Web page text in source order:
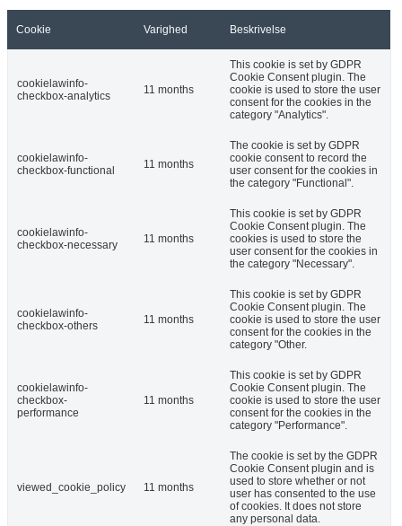
Cookie Varighed Beskrivelse
cookielawinfo-
checkbox-analytics
11 months
This cookie is set by GDPR
Cookie Consent plugin. The
cookie is used to store the user
consent for the cookies in the
category "Analytics".
cookielawinfo-
checkbox-functional
11 months
The cookie is set by GDPR
cookie consent to record the
user consent for the cookies in
the category "Functional".
cookielawinfo-
checkbox-necessary
11 months
This cookie is set by GDPR
Cookie Consent plugin. The
cookies is used to store the
user consent for the cookies in
the category "Necessary".
cookielawinfo-
checkbox-others
11 months
This cookie is set by GDPR
Cookie Consent plugin. The
cookie is used to store the user
consent for the cookies in the
category "Other.
cookielawinfo-
checkbox-
performance
11 months
This cookie is set by GDPR
Cookie Consent plugin. The
cookie is used to store the user
consent for the cookies in the
category "Performance".
viewed_cookie_policy 11 months
The cookie is set by the GDPR
Cookie Consent plugin and is
used to store whether or not
user has consented to the use
of cookies. It does not store
any personal data.